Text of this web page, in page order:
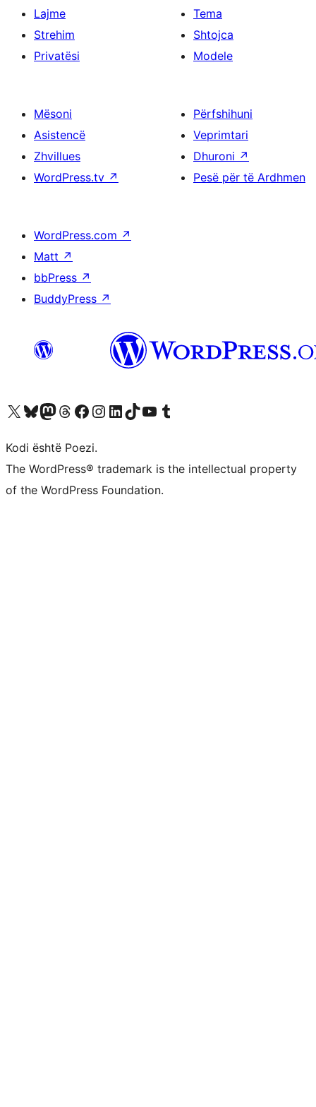
Lajme
Strehim
Privatësi
Tema
Shtojca
Modele
Mësoni
Asistencë
Zhvillues
WordPress.tv ↗
Përfshihuni
Veprimtari
Dhuroni ↗
Pesë për të Ardhmen
WordPress.com ↗
Matt ↗
bbPress ↗
BuddyPress ↗
Vizitoni llogarinë tonë X (ish Twitter)
Vizitoni llogarinë tonë Bluesky
Vizitoni llogarinë tonë Mastodon
Vizitoni llogarinë tonë Threads
Vizitoni faqen tonë në Facebook
Vizitoni llogarinë tonë Instagram
Vizitoni llogarinë tonë LinkedIn
Vizitoni llogarinë tonë TikTok
Vizitoni kanalin tonë YouTube
Vizitoni llogarinë tonë Tumblr
Kodi është Poezi.
The WordPress® trademark is the intellectual property
of the WordPress Foundation.